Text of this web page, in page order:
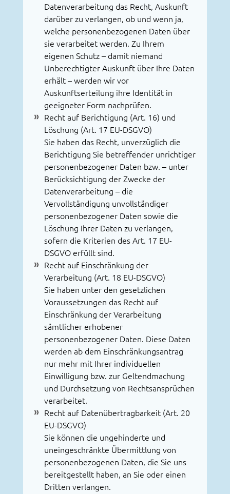
Datenverarbeitung das Recht, Auskunft
darüber zu verlangen, ob und wenn ja,
welche personenbezogenen Daten über
sie verarbeitet werden. Zu Ihrem
eigenen Schutz – damit niemand
Unberechtigter Auskunft über Ihre Daten
erhält – werden wir vor
Auskunftserteilung ihre Identität in
geeigneter Form nachprüfen.
Recht auf Berichtigung (Art. 16) und
Löschung (Art. 17 EU-DSGVO)
Sie haben das Recht, unverzüglich die
Berichtigung Sie betreffender unrichtiger
personenbezogener Daten bzw. – unter
Berücksichtigung der Zwecke der
Datenverarbeitung – die
Vervollständigung unvollständiger
personenbezogener Daten sowie die
Löschung Ihrer Daten zu verlangen,
sofern die Kriterien des Art. 17 EU-
DSGVO erfüllt sind.
Recht auf Einschränkung der
Verarbeitung (Art. 18 EU-DSGVO)
Sie haben unter den gesetzlichen
Voraussetzungen das Recht auf
Einschränkung der Verarbeitung
sämtlicher erhobener
personenbezogener Daten. Diese Daten
werden ab dem Einschränkungsantrag
nur mehr mit Ihrer individuellen
Einwilligung bzw. zur Geltendmachung
und Durchsetzung von Rechtsansprüchen
verarbeitet.
Recht auf Datenübertragbarkeit (Art. 20
EU-DSGVO)
Sie können die ungehinderte und
uneingeschränkte Übermittlung von
personenbezogenen Daten, die Sie uns
bereitgestellt haben, an Sie oder einen
Dritten verlangen.